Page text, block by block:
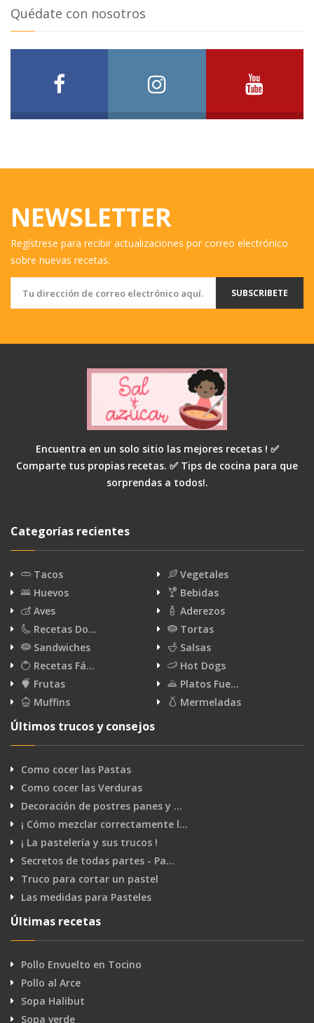
Quédate con nosotros
NEWSLETTER
Regístrese para recibir actualizaciones por correo electrónico
sobre nuevas recetas.
SUBSCRIBETE
Encuentra en un solo sitio las mejores recetas ! ✅
Comparte tus propias recetas. ✅ Tips de cocina para que
sorprendas a todos!.
Categorías recientes
Tacos
Vegetales
Huevos
Bebidas
Aves
Aderezos
Recetas Do…
Tortas
Sandwiches
Salsas
Recetas Fá…
Hot Dogs
Frutas
Platos Fue…
Muffins
Mermeladas
Últimos trucos y consejos
Como cocer las Pastas
Como cocer las Verduras
Decoración de postres panes y …
¡ Cómo mezclar correctamente l…
¡ La pastelería y sus trucos !
Secretos de todas partes - Pa…
Truco para cortar un pastel
Las medidas para Pasteles
Últimas recetas
Pollo Envuelto en Tocino
Pollo al Arce
Sopa Halibut
Sopa verde